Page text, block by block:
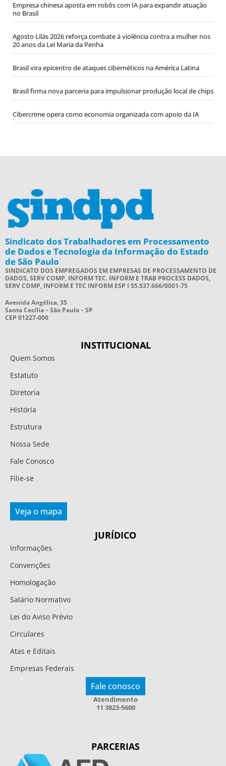
Empresa chinesa aposta em robôs com IA para expandir atuação
no Brasil
Agosto Lilás 2026 reforça combate à violência contra a mulher nos
20 anos da Lei Maria da Penha
Brasil vira epicentro de ataques cibernéticos na América Latina
Brasil firma nova parceria para impulsionar produção local de chips
Cibercrime opera como economia organizada com apoio da IA
Sindicato dos Trabalhadores em Processamento
de Dados e Tecnologia da Informação do Estado
de São Paulo
SINDICATO DOS EMPREGADOS EM EMPRESAS DE PROCESSAMENTO DE
DADOS, SERV COMP, INFORM TEC. INFORM E TRAB PROCESS DADOS,
SERV COMP, INFORM E TEC INFORM ESP I 55.537.666/0001-75
Avenida Angélica, 35
Santa Cecília – São Paulo – SP
CEP 01227-000
INSTITUCIONAL
Quem Somos
Estatuto
Diretoria
História
Estrutura
Nossa Sede
Fale Conosco
Filie-se
Veja o mapa
JURÍDICO
Informações
Convenções
Homologação
Salário Normativo
Lei do Aviso Prévio
Circulares
Atas e Editais
Empresas Federais
Fale conosco
Atendimento
11 3823-5600
PARCERIAS